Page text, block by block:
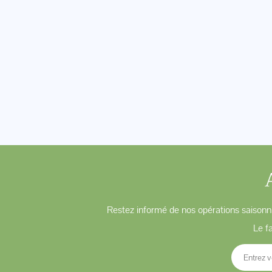
Restez informé de nos opérations
Le